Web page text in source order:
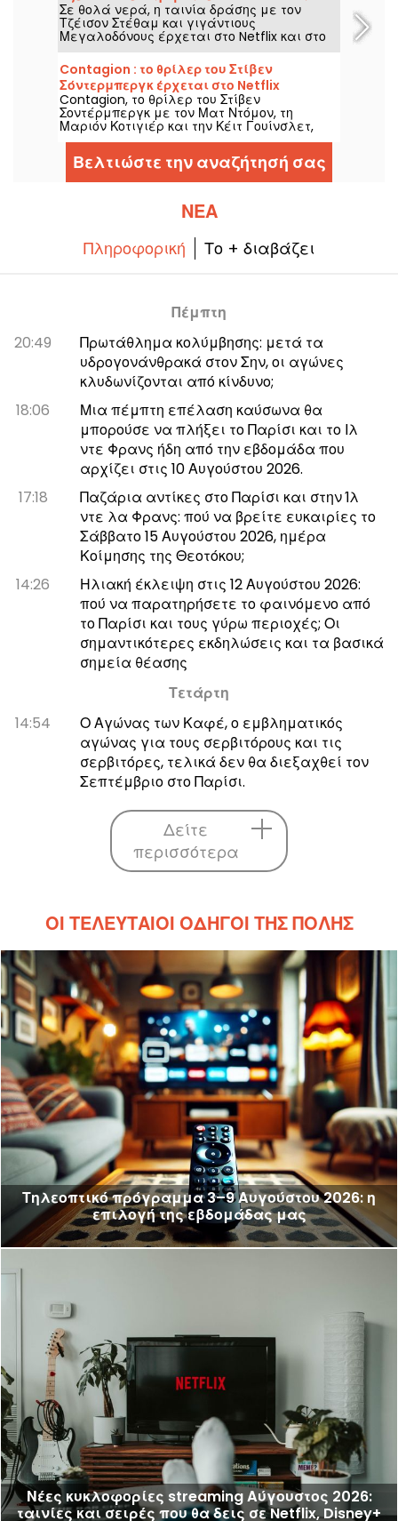
στο HBO Max
Σε θολά νερά, η ταινία δράσης με τον
Τζέισον Στέθαμ και γιγάντιους
Μεγαλοδόνους έρχεται στο Netflix και στο
HBO Max στις 2 Αυγούστου 2026.
Contagion : το θρίλερ του Στίβεν
Σόντερμπεργκ έρχεται στο Netflix
Contagion, το θρίλερ του Στίβεν
Σοντέρμπεργκ με τον Ματ Ντόμον, τη
Μαριόν Κοτιγιέρ και την Κέιτ Γουίνσλετ,
φτάνει στο Netflix στις 6 Αυγούστου 2026.
Βελτιώστε την αναζήτησή σας
ΝΈΑ
Πληροφορική Το + διαβάζει
Πέμπτη
20:49
Πρωτάθλημα κολύμβησης: μετά τα
υδρογονάνθρακά στον Σην, οι αγώνες
κλυδωνίζονται από κίνδυνο;
18:06
Μια πέμπτη επέλαση καύσωνα θα
μπορούσε να πλήξει το Παρίσι και το Ιλ
ντε Φρανς ήδη από την εβδομάδα που
αρχίζει στις 10 Αυγούστου 2026.
17:18
Παζάρια αντίκες στο Παρίσι και στην Ίλ
ντε λα Φρανς: πού να βρείτε ευκαιρίες το
Σάββατο 15 Αυγούστου 2026, ημέρα
Κοίμησης της Θεοτόκου;
14:26
Ηλιακή έκλειψη στις 12 Αυγούστου 2026:
πού να παρατηρήσετε το φαινόμενο από
το Παρίσι και τους γύρω περιοχές; Οι
σημαντικότερες εκδηλώσεις και τα βασικά
σημεία θέασης
Τετάρτη
14:54
Ο Αγώνας των Καφέ, ο εμβληματικός
αγώνας για τους σερβιτόρους και τις
σερβιτόρες, τελικά δεν θα διεξαχθεί τον
Σεπτέμβριο στο Παρίσι.
Δείτε
περισσότερα
ΟΙ ΤΕΛΕΥΤΑΊΟΙ ΟΔΗΓΟΊ ΤΗΣ ΠΌΛΗΣ
Τηλεοπτικό πρόγραμμα 3–9 Αυγούστου 2026: η
επιλογή της εβδομάδας μας
Νέες κυκλοφορίες streaming Αύγουστος 2026:
ταινίες και σειρές που θα δεις σε Netflix, Disney+